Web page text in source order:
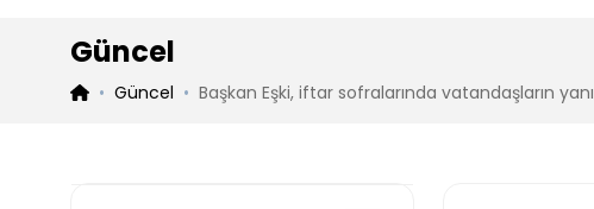
Güncel
Güncel Başkan Eşki, iftar sofralarında vatandaşların